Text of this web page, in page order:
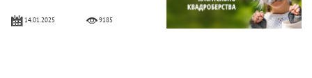
14.01.2025 9185